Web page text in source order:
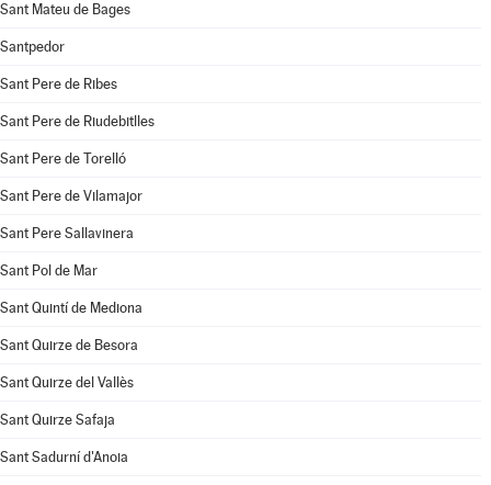
Sant Mateu de Bages
Santpedor
Sant Pere de Ribes
Sant Pere de Riudebitlles
Sant Pere de Torelló
Sant Pere de Vilamajor
Sant Pere Sallavinera
Sant Pol de Mar
Sant Quintí de Mediona
Sant Quirze de Besora
Sant Quirze del Vallès
Sant Quirze Safaja
Sant Sadurní d'Anoia